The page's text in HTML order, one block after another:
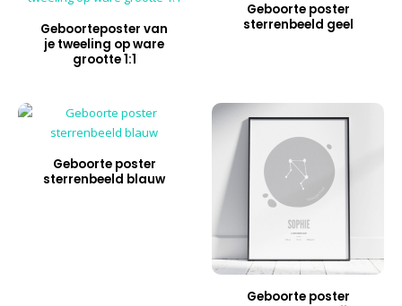
Geboorteposter van
je tweeling op ware
grootte 1:1
Geboorte poster
sterrenbeeld geel
Geboorte poster
sterrenbeeld blauw
Geboorte poster